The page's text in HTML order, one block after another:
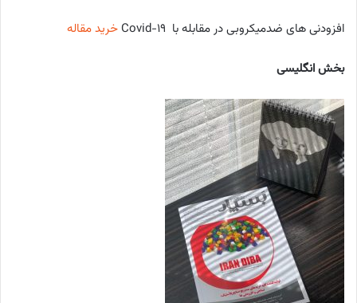
افزودنی­ های ضدمیکروبی در مقابله با Covid-19 خرید مقاله
بخش انگلیسی